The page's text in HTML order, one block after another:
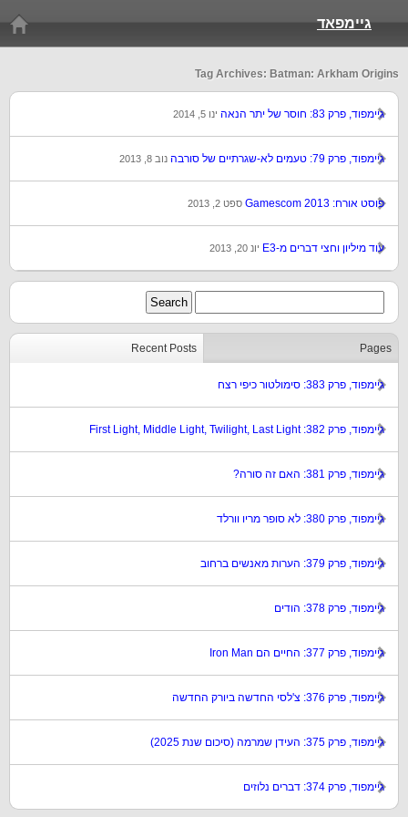
גיימפאד
Tag Archives: Batman: Arkham Origins
גיימפוד, פרק 83: חוסר של יתר הנאה ינו 5, 2014
גיימפוד, פרק 79: טעמים לא-שגרתיים של סורבה נוב 8, 2013
פוסט אורח: Gamescom 2013 ספט 2, 2013
עוד מיליון וחצי דברים מ-E3 יונ 20, 2013
Recent Posts Pages
גיימפוד, פרק 383: סימולטור כיפי רצח
גיימפוד, פרק 382: First Light, Middle Light, Twilight, Last Light
גיימפוד, פרק 381: האם זה סורה?
גיימפוד, פרק 380: לא סופר מריו וורלד
גיימפוד, פרק 379: הערות מאנשים ברחוב
גיימפוד, פרק 378: הודים
גיימפוד, פרק 377: החיים הם Iron Man
גיימפוד, פרק 376: צ'לסי החדשה ביורק החדשה
גיימפוד, פרק 375: העידן שמרמה (סיכום שנת 2025)
גיימפוד, פרק 374: דברים נלוזים